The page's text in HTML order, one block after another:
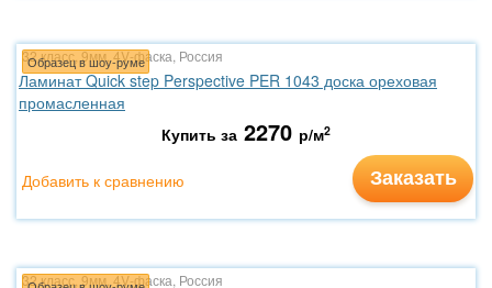
Образец в шоу-руме
32 класс, 9мм, 4V-фаска, Россия
Ламинат Quick step Perspective PER 1043 доска ореховая
промасленная
Купить за 2270 р/м2
Заказать
Добавить к сравнению
32 класс, 9мм, 4V-фаска, Россия